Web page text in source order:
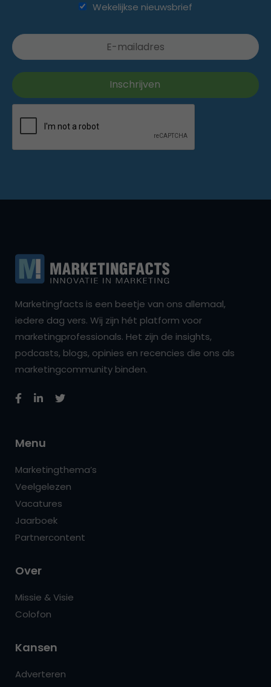
Wekelijkse nieuwsbrief
Marketingfacts is een beetje van ons allemaal,
iedere dag vers. Wij zijn hét platform voor
marketingprofessionals. Het zijn de insights,
podcasts, blogs, opinies en recencies die ons als
marketingcommunity binden.
Menu
Marketingthema’s
Veelgelezen
Vacatures
Jaarboek
Partnercontent
Over
Missie & Visie
Colofon
Kansen
Adverteren